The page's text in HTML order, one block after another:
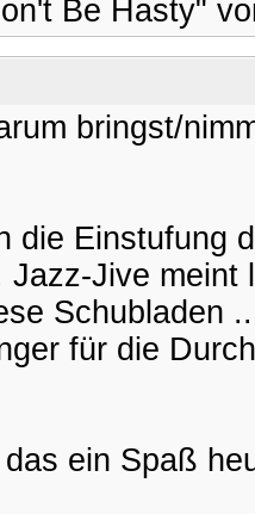
Be Hasty"
bringst/
die Einstufung
Jazz-Jive meint
Schubladen
für die
ein Spaß